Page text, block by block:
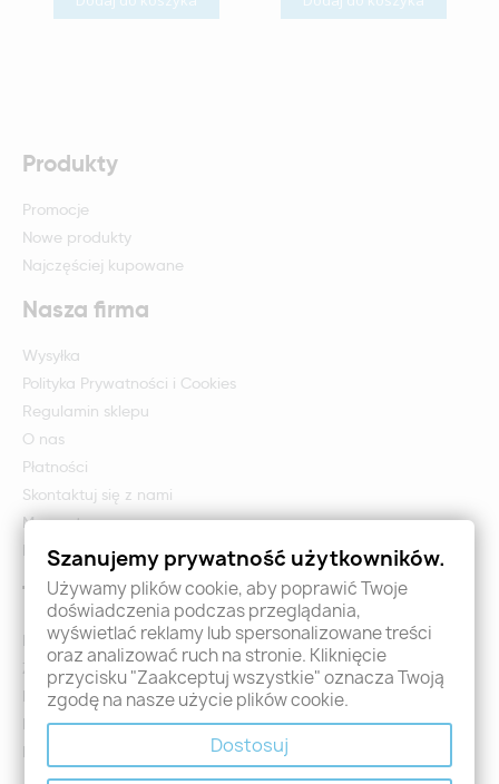
Produkty
Promocje
Nowe produkty
Najczęściej kupowane
Nasza firma
Wysyłka
Polityka Prywatności i Cookies
Regulamin sklepu
O nas
Płatności
Skontaktuj się z nami
Mapa strony
Formularz zwrotu i reklamacji
Twoje konto
Logowanie
Załóż konto - Rejestracja
Moje zamówienia
Promocje
Nowości
Szanujemy prywatność użytkowników.
Używamy plików cookie, aby poprawić Twoje
doświadczenia podczas przeglądania,
wyświetlać reklamy lub spersonalizowane treści
oraz analizować ruch na stronie. Kliknięcie
przycisku "Zaakceptuj wszystkie" oznacza Twoją
zgodę na nasze użycie plików cookie.
Dostosuj